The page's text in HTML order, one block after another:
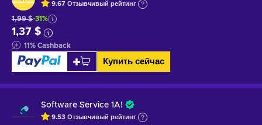
9.67 Отзывчивый рейтинг
1,99 $-31%
1,37 $
11% Cashback
Купить сейчас
Software Service 1A!
9.53 Отзывчивый рейтинг